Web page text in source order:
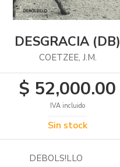
DESGRACIA (DB)
COETZEE, J.M.
$ 52,000.00
IVA incluido
Sin stock
DEBOLS!LLO